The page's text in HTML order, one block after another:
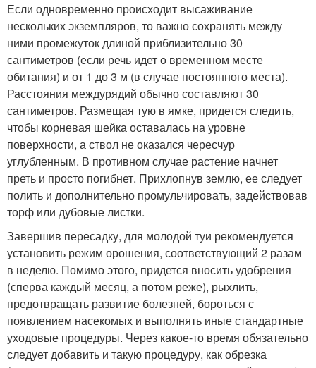
Если одновременно происходит высаживание
нескольких экземпляров, то важно сохранять между
ними промежуток длиной приблизительно 30
сантиметров (если речь идет о временном месте
обитания) и от 1 до 3 м (в случае постоянного места).
Расстояния междурядий обычно составляют 30
сантиметров. Размещая тую в ямке, придется следить,
чтобы корневая шейка оставалась на уровне
поверхности, а ствол не оказался чересчур
углубленным. В противном случае растение начнет
преть и просто погибнет. Прихлопнув землю, ее следует
полить и дополнительно промульчировать, задействовав
торф или дубовые листки.
Завершив пересадку, для молодой туи рекомендуется
установить режим орошения, соответствующий 2 разам
в неделю. Помимо этого, придется вносить удобрения
(сперва каждый месяц, а потом реже), рыхлить,
предотвращать развитие болезней, бороться с
появлением насекомых и выполнять иные стандартные
уходовые процедуры. Через какое-то время обязательно
следует добавить и такую процедуру, как обрезка